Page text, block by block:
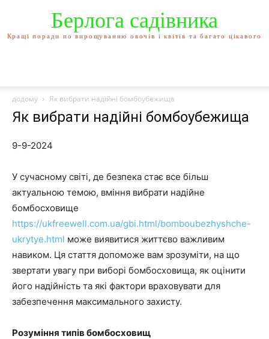
Берлога садівника
Кращі поради по вирощуванню овочів і квітів та багато цікавого
додому Як вибрати надійні бомбоубежища
Як вибрати надійні бомбоубежища
9-9-2024
У сучасному світі, де безпека стає все більш
актуальною темою, вміння вибрати надійне
бомбосховище
https://ukfreewell.com.ua/gbi.html/bomboubezhyshche-
ukrytye.html може виявитися життєво важливим
навиком. Ця стаття допоможе вам зрозуміти, на що
звертати увагу при виборі бомбосховища, як оцінити
його надійність та які фактори враховувати для
забезпечення максимального захисту.
Розуміння типів бомбосховищ